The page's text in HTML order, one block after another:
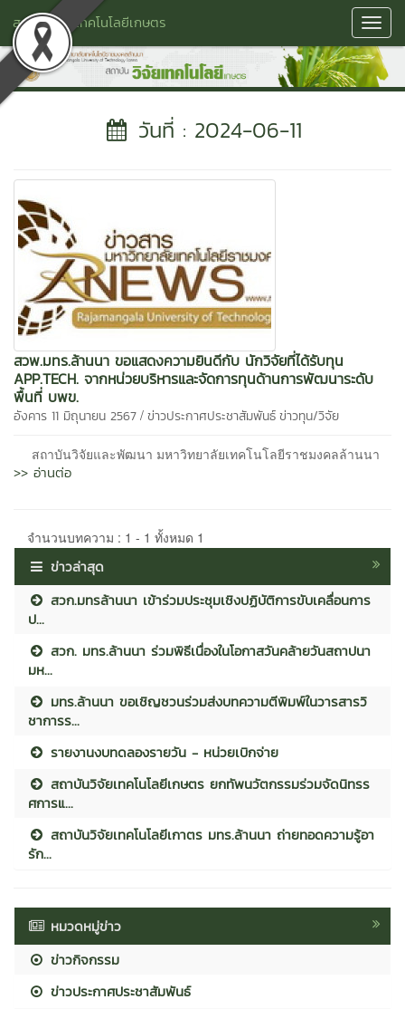
สถาบันวิจัยเทคโนโลยีเกษตร
วันที่ : 2024-06-11
สวพ.มทร.ล้านนา ขอแสดงความยินดีกับ นักวิจัยที่ได้รับทุน
APP.TECH. จากหน่วยบริหารและจัดการทุนด้านการพัฒนาระดับ
พื้นที่ บพข.
อังคาร 11 มิถุนายน 2567 / ข่าวประกาศประชาสัมพันธ์ข่าวทุน/วิจัย
สถาบันวิจัยและพัฒนา มหาวิทยาลัยเทคโนโลยีราชมงคลล้านนา
>> อ่านต่อ
จำนวนบทความ : 1 - 1 ทั้งหมด 1
ข่าวล่าสุด
สวก.มทรล้านนา เข้าร่วมประชุมเชิงปฏิบัติการขับเคลื่อนการ
ป...
สวก. มทร.ล้านนา ร่วมพิธีเนื่องในโอกาสวันคล้ายวันสถาปนา
มห...
มทร.ล้านนา ขอเชิญชวนร่วมส่งบทความตีพิมพ์ในวารสารวิ
ชาการร...
รายงานงบทดลองรายวัน - หน่วยเบิกจ่าย
สถาบันวิจัยเทคโนโลยีเกษตร ยกทัพนวัตกรรมร่วมจัดนิทรร
ศการแ...
สถาบันวิจัยเทคโนโลยีเกาตร มทร.ล้านนา ถ่ายทอดความรู้อา
รัก...
หมวดหมู่ข่าว
ข่าวกิจกรรม
ข่าวประกาศประชาสัมพันธ์